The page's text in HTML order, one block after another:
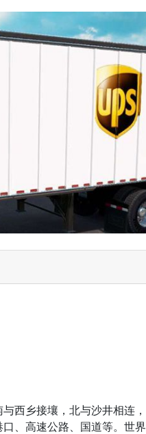
西乡接壤，北与沙井相连
、高速公路、国道等。世